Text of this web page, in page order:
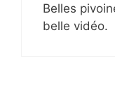
Belles
belle vidéo.